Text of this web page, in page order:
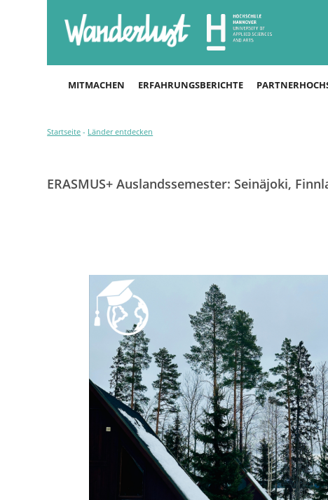
MITMACHEN ERFAHRUNGSBERICHTE
Startseite - Länder entdecken
ERASMUS+ Auslandssemester: Seinäjoki,